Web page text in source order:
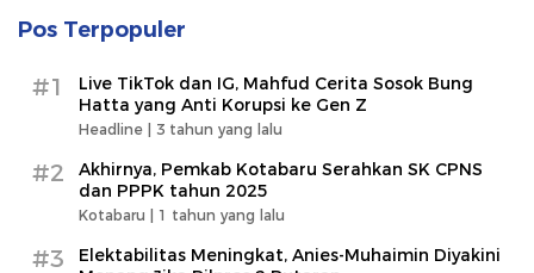
Pos Terpopuler
#1
Live TikTok dan IG, Mahfud Cerita Sosok Bung
Hatta yang Anti Korupsi ke Gen Z
Headline | 3 tahun yang lalu
#2
Akhirnya, Pemkab Kotabaru Serahkan SK CPNS
dan PPPK tahun 2025
Kotabaru | 1 tahun yang lalu
#3
Elektabilitas Meningkat, Anies-Muhaimin Diyakini